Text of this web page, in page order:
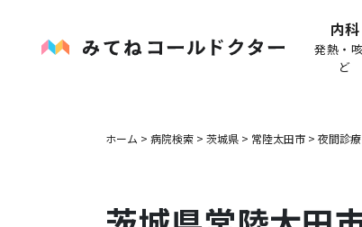
内科
発熱・
ど
ホーム > 病院検索 > 茨城県 > 常陸太田市 > 夜間診療